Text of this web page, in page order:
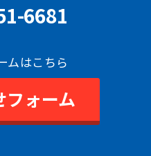
6681
ムはこちら
フォーム